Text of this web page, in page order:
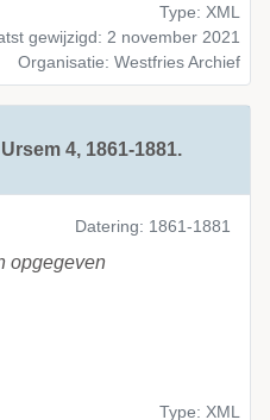
Type: XML
gewijzigd: 2 november 2021
Organisatie: Westfries Archief
4, 1861-1881.
Datering: 1861-1881
opgegeven
Type: XML